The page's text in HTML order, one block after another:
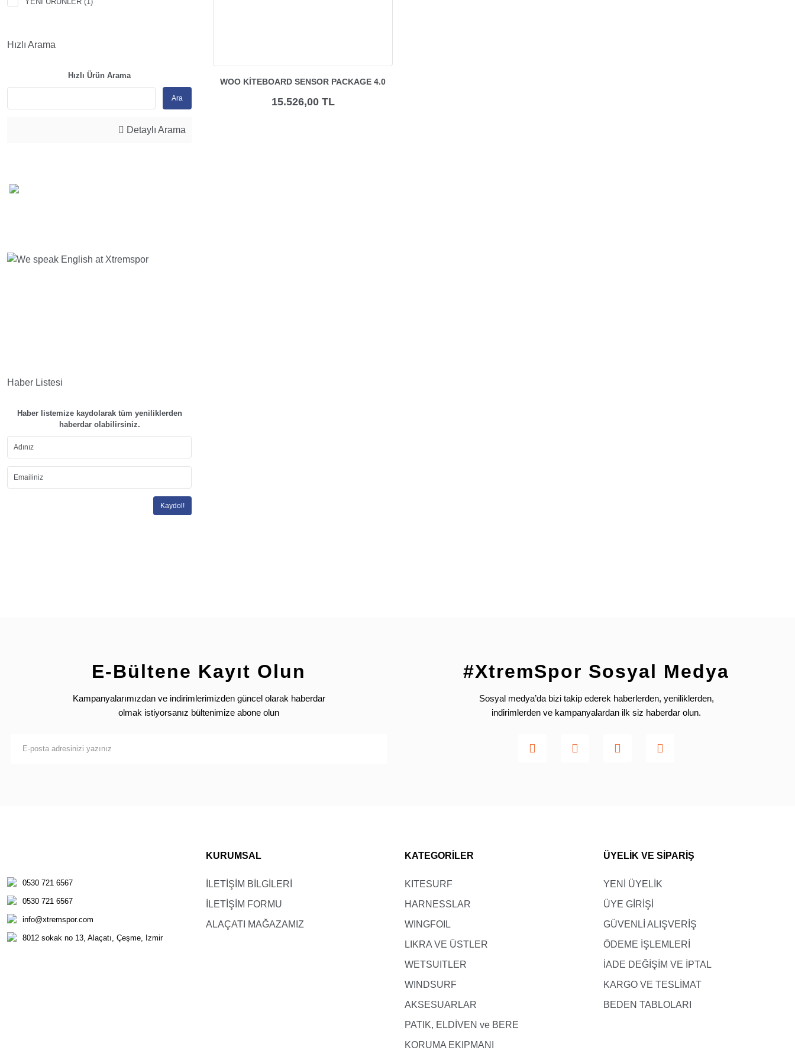
Hızlı Arama
Hızlı Ürün Arama
Ara
Detaylı Arama
Haber Listesi
Haber listemize kaydolarak tüm yeniliklerden
haberdar olabilirsiniz.
Kaydol!
WOO KITEBOARD SENSOR PACKAGE 4.0
15.526,00 TL
E-Bültene Kayıt Olun
Kampanyalarımızdan ve indirimlerimizden güncel olarak haberdar
olmak istiyorsanız bültenimize abone olun
#XtremSpor Sosyal Medya
Sosyal medya’da bizi takip ederek haberlerden, yeniliklerden,
indirimlerden ve kampanyalardan ilk siz haberdar olun.
0530 721 6567
0530 721 6567
info@xtremspor.com
8012 sokak no 13, Alaçatı, Çeşme, Izmir
KURUMSAL
İLETİŞİM BİLGİLERİ
İLETİŞİM FORMU
ALAÇATI MAĞAZAMIZ
KATEGORİLER
KITESURF
HARNESSLAR
WINGFOIL
LIKRA VE ÜSTLER
WETSUITLER
WINDSURF
AKSESUARLAR
PATIK, ELDİVEN ve BERE
KORUMA EKIPMANI
ÜYELİK VE SİPARİŞ
YENİ ÜYELİK
ÜYE GİRİŞİ
GÜVENLİ ALIŞVERİŞ
ÖDEME İŞLEMLERİ
İADE DEĞİŞİM VE İPTAL
KARGO VE TESLİMAT
BEDEN TABLOLARI